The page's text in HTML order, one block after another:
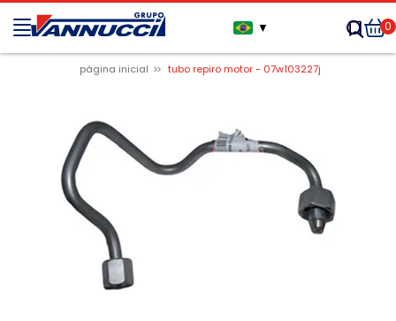
▼ 0
página inicial tubo repiro motor - 07w103227j